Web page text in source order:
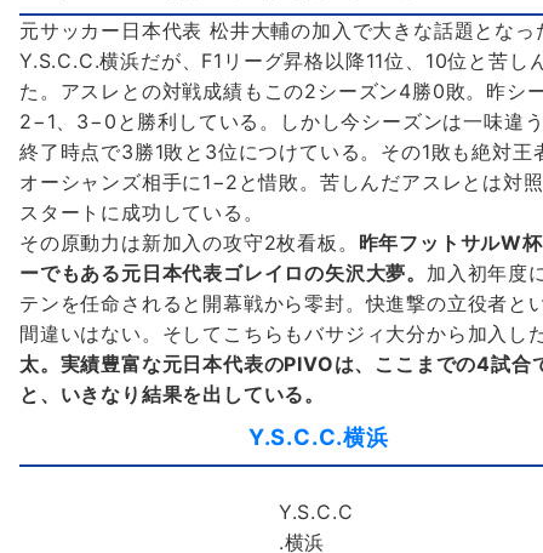
元サッカー日本代表 松井大輔の加入で大きな話題となっ
Y.S.C.C.横浜だが、F1リーグ昇格以降11位、10位と苦し
た。アスレとの対戦成績もこの2シーズン4勝0敗。昨シ
2−1、3−0と勝利している。しかし今シーズンは一味違
終了時点で3勝1敗と3位につけている。その1敗も絶対王
オーシャンズ相手に1−2と惜敗。苦しんだアスレとは対
スタートに成功している。
その原動力は新加入の攻守2枚看板。 昨年フットサルW
ーでもある元日本代表ゴレイロの矢沢大夢。 加入初年度
テンを任命されると開幕戦から零封。快進撃の立役者と
間違いはない。そしてこちらもバサジィ大分から加入し
太。実績豊富な元日本代表のPIVOは、ここまでの4試合
と、いきなり結果を出している。
Y.S.C.C.横浜
Y.S.C.C
.横浜